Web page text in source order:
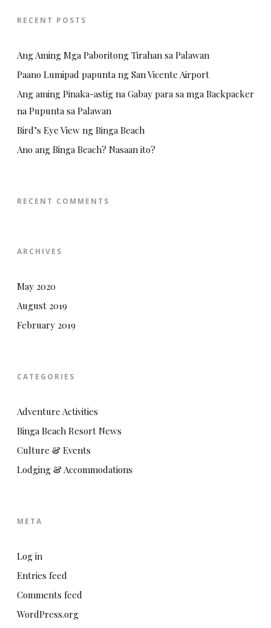
RECENT POSTS
Ang Aming Mga Paboritong Tirahan sa Palawan
Paano Lumipad papunta ng San Vicente Airport
Ang aming Pinaka-astig na Gabay para sa mga Backpacker
na Pupunta sa Palawan
Bird’s Eye View ng Binga Beach
Ano ang Binga Beach? Nasaan ito?
RECENT COMMENTS
ARCHIVES
May 2020
August 2019
February 2019
CATEGORIES
Adventure Activities
Binga Beach Resort News
Culture & Events
Lodging & Accommodations
META
Log in
Entries feed
Comments feed
WordPress.org